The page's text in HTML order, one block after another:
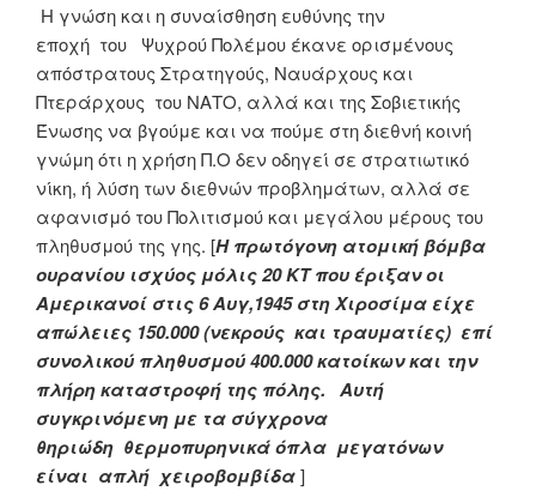
Η γνώση και η συναίσθηση ευθύνης την
εποχή του Ψυχρού Πολέμου έκανε ορισμένους
απόστρατους Στρατηγούς, Ναυάρχους και
Πτεράρχους του ΝΑΤΟ, αλλά και της Σοβιετικής
Ένωσης να βγούμε και να πούμε στη διεθνή κοινή
γνώμη ότι η χρήση Π.Ο δεν οδηγεί σε στρατιωτικό
νίκη, ή λύση των διεθνών προβλημάτων, αλλά σε
αφανισμό του Πολιτισμού και μεγάλου μέρους του
πληθυσμού της γης. [Ηπρωτόγονη ατομική βόμβα
ουρανίου ισχύος μόλις 20 ΚΤ που έριξαν οι
Αμερικανοί στις 6 Αυγ,1945 στη Χιροσίμα είχε
απώλειες 150.000 (νεκρούς και τραυματίες) επί
συνολικού πληθυσμού 400.000 κατοίκων και την
πλήρη καταστροφή της πόλης. Αυτή
συγκρινόμενη με τα σύγχρονα
θηριώδη θερμοπυρηνικά όπλα μεγατόνων
είναι απλή χειροβομβίδα]